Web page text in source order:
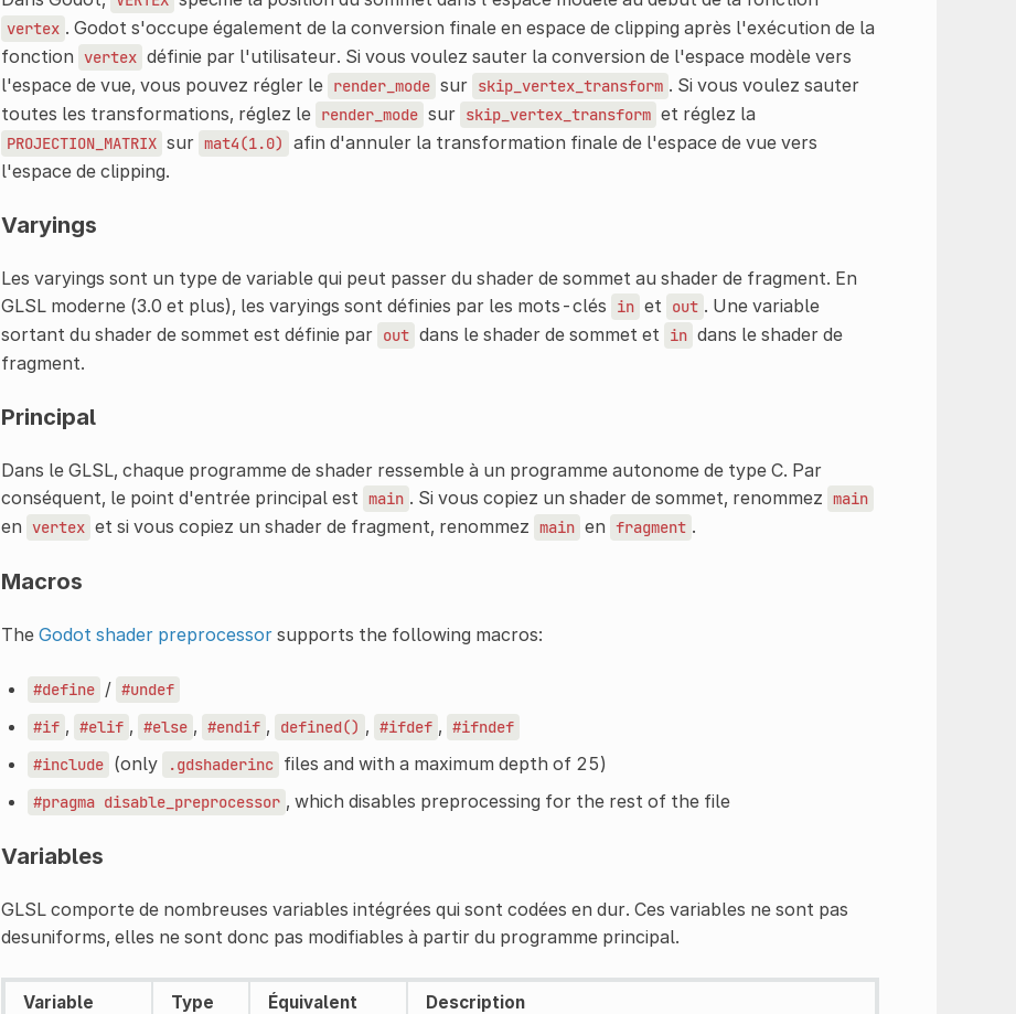
vertex . Godot s'occupe également de la conversion finale en espace de clipping après l'exécution de la
fonction vertex définie par l'utilisateur. Si vous voulez sauter la conversion de l'espace modèle vers
l'espace de vue, vous pouvez régler le render_mode sur skip_vertex_transform . Si vous voulez sauter
toutes les transformations, réglez le render_mode sur skip_vertex_transform et réglez la
PROJECTION_MATRIX sur mat4(1.0)
afin d'annuler la transformation finale de l'espace de vue vers
l'espace de clipping.
Varyings
Les varyings sont un type de variable qui peut passer du shader de sommet au shader de fragment. En
GLSL moderne (3.0 et plus), les varyings sont définies par les mots-clés
in et out . Une variable
sortant du shader de sommet est définie par out dans le shader de sommet et in dans le shader de
fragment.
Principal
Dans le GLSL, chaque programme de shader ressemble à un programme autonome de type C. Par
conséquent, le point d'entrée principal est main . Si vous copiez un shader de sommet, renommez main
en vertex et si vous copiez un shader de fragment, renommez main en fragment .
Macros
The Godot shader preprocessorsupports the following macros:
#define / #undef
#if , #elif , #else , #endif , defined() , #ifdef , #ifndef
#include (only .gdshaderinc files and with a maximum depth of 25)
#pragma disable_preprocessor , which disables preprocessing for the rest of the file
Variables
GLSL comporte de nombreuses variables intégrées qui sont codées en dur. Ces variables ne sont pas
desuniforms, elles ne sont donc pas modifiables à partir du programme principal.
Variable Type Équivalent Description